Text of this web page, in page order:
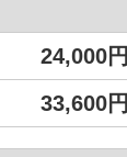
24,000円
33,600円